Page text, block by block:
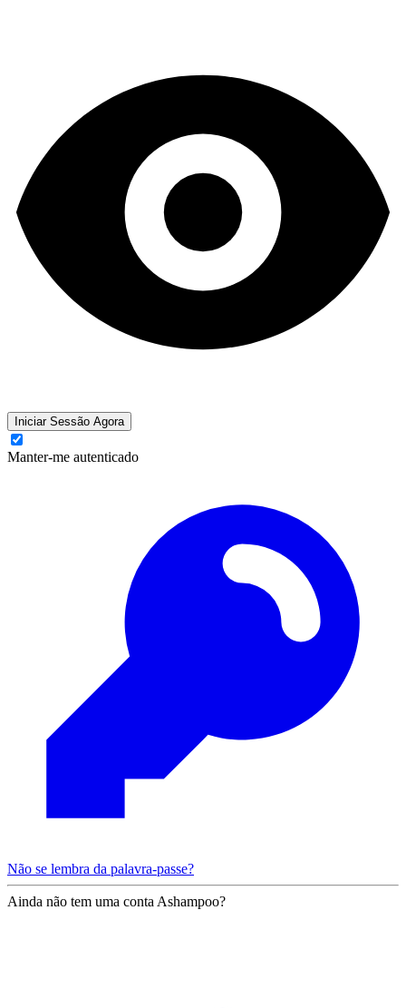
Iniciar Sessão Agora
Manter-me autenticado
Não se lembra da palavra-passe?
Ainda não tem uma conta Ashampoo?